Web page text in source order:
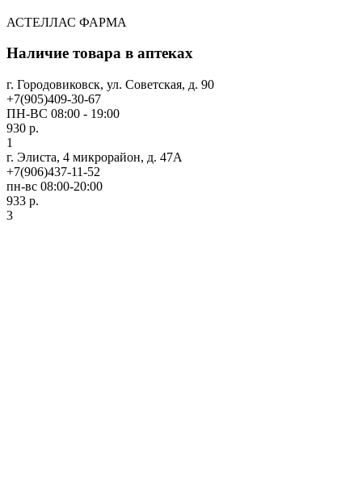
АСТЕЛЛАС ФАРМА
Наличие товара в аптеках
г. Городовиковск, ул. Советская, д. 90
+7(905)409-30-67
ПН-ВС 08:00 - 19:00
930 р.
1
г. Элиста, 4 микрорайон, д. 47А
+7(906)437-11-52
пн-вс 08:00-20:00
933 р.
3